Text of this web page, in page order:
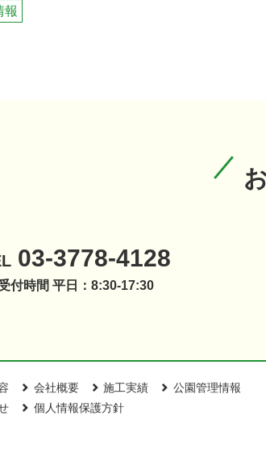
報
03-3778-4128
付時間 平日：8:30-17:30
会社概要 施工実績
公園管理情報
個人情報保護方針